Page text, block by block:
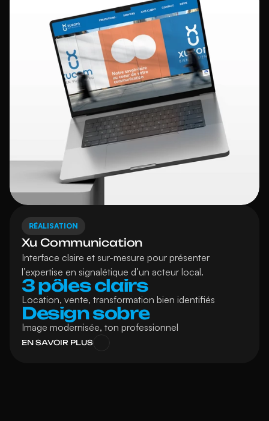
RÉALISATION
Xu Communication
Interface claire et sur-mesure pour présenter
l’expertise en signalétique d’un acteur local.
3 pôles clairs
Location, vente, transformation bien identifiés
Design sobre
Image modernisée, ton professionnel
EN SAVOIR PLUS